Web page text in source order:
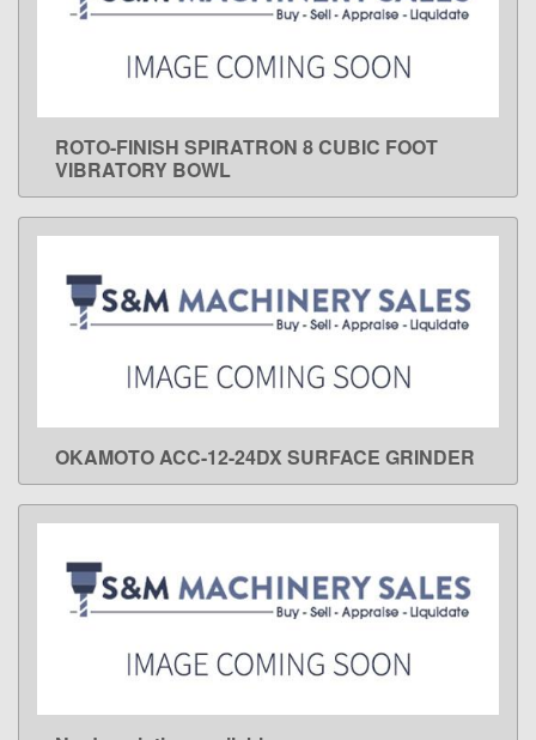
LEARN MORE
ROTO-FINISH SPIRATRON 8 CUBIC FOOT
VIBRATORY BOWL
LEARN MORE
OKAMOTO ACC-12-24DX SURFACE GRINDER